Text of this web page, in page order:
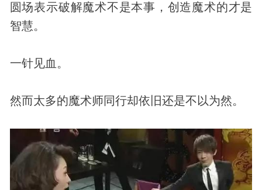
圆场表示破解魔术不是本事，创造魔术的才是
智慧。
一针见血。
然而太多的魔术师同行却依旧还是不以为然。